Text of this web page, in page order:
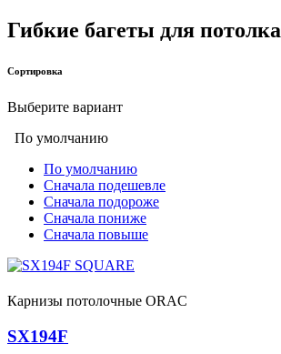
Гибкие багеты для потолка
Сортировка
Выберите вариант
По умолчанию
По умолчанию
Сначала подешевле
Сначала подороже
Сначала пониже
Сначала повыше
Карнизы потолочные ORAC
SX194F